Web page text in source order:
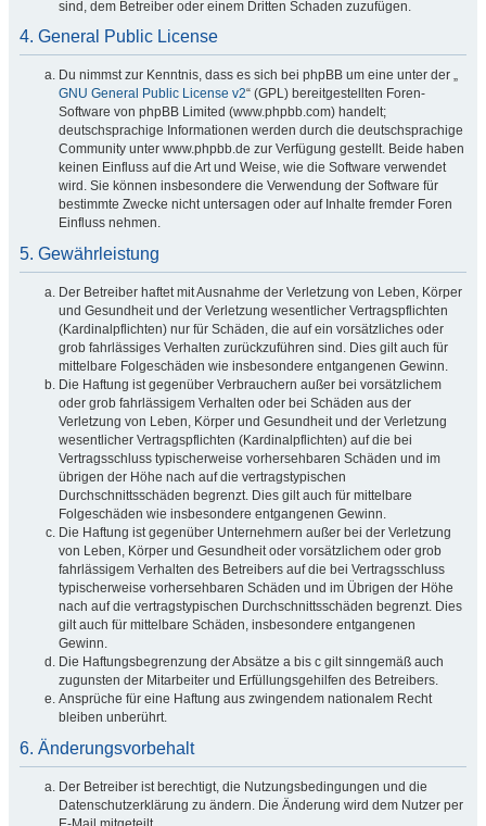
sind, dem Betreiber oder einem Dritten Schaden zuzufügen.
4. General Public License
Du nimmst zur Kenntnis, dass es sich bei phpBB um eine unter der „
GNU General Public License v2“ (GPL) bereitgestellten Foren-
Software von phpBB Limited (www.phpbb.com) handelt;
deutschsprachige Informationen werden durch die deutschsprachige
Community unter www.phpbb.de zur Verfügung gestellt. Beide haben
keinen Einfluss auf die Art und Weise, wie die Software verwendet
wird. Sie können insbesondere die Verwendung der Software für
bestimmte Zwecke nicht untersagen oder auf Inhalte fremder Foren
Einfluss nehmen.
5. Gewährleistung
Der Betreiber haftet mit Ausnahme der Verletzung von Leben, Körper
und Gesundheit und der Verletzung wesentlicher Vertragspflichten
(Kardinalpflichten) nur für Schäden, die auf ein vorsätzliches oder
grob fahrlässiges Verhalten zurückzuführen sind. Dies gilt auch für
mittelbare Folgeschäden wie insbesondere entgangenen Gewinn.
Die Haftung ist gegenüber Verbrauchern außer bei vorsätzlichem
oder grob fahrlässigem Verhalten oder bei Schäden aus der
Verletzung von Leben, Körper und Gesundheit und der Verletzung
wesentlicher Vertragspflichten (Kardinalpflichten) auf die bei
Vertragsschluss typischerweise vorhersehbaren Schäden und im
übrigen der Höhe nach auf die vertragstypischen
Durchschnittsschäden begrenzt. Dies gilt auch für mittelbare
Folgeschäden wie insbesondere entgangenen Gewinn.
Die Haftung ist gegenüber Unternehmern außer bei der Verletzung
von Leben, Körper und Gesundheit oder vorsätzlichem oder grob
fahrlässigem Verhalten des Betreibers auf die bei Vertragsschluss
typischerweise vorhersehbaren Schäden und im Übrigen der Höhe
nach auf die vertragstypischen Durchschnittsschäden begrenzt. Dies
gilt auch für mittelbare Schäden, insbesondere entgangenen
Gewinn.
Die Haftungsbegrenzung der Absätze a bis c gilt sinngemäß auch
zugunsten der Mitarbeiter und Erfüllungsgehilfen des Betreibers.
Ansprüche für eine Haftung aus zwingendem nationalem Recht
bleiben unberührt.
6. Änderungsvorbehalt
Der Betreiber ist berechtigt, die Nutzungsbedingungen und die
Datenschutzerklärung zu ändern. Die Änderung wird dem Nutzer per